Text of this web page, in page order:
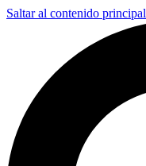
Saltar al contenido principal